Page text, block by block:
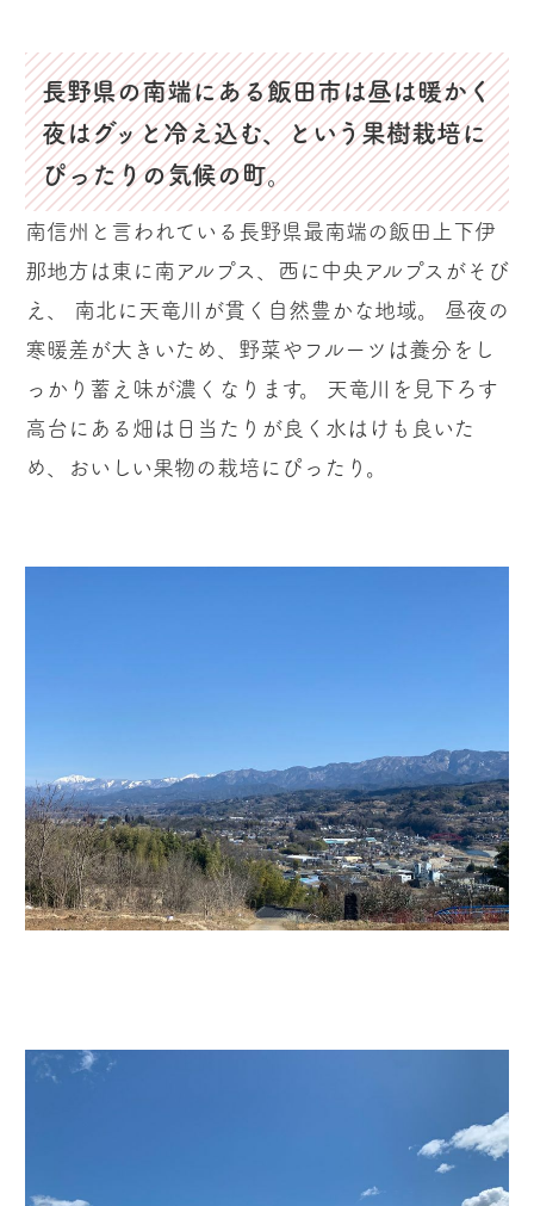
長野県の南端にある飯田市は昼は暖かく
夜はグッと冷え込む、という果樹栽培に
ぴったりの気候の町。
南信州と言われている長野県最南端の飯田上下伊
那地方は東に南アルプス、西に中央アルプスがそび
え、 南北に天竜川が貫く自然豊かな地域。 昼夜の
寒暖差が大きいため、野菜やフルーツは養分をし
っかり蓄え味が濃くなります。 天竜川を見下ろす
高台にある畑は日当たりが良く水はけも良いた
め、おいしい果物の栽培にぴったり。